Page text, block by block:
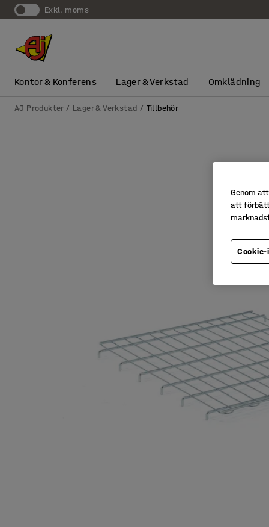
exkl. moms
Kontor & Konferens Lager & Verkstad Omklädning
AJ Produkter Lager & Verkstad Tillbehör
Genom
att